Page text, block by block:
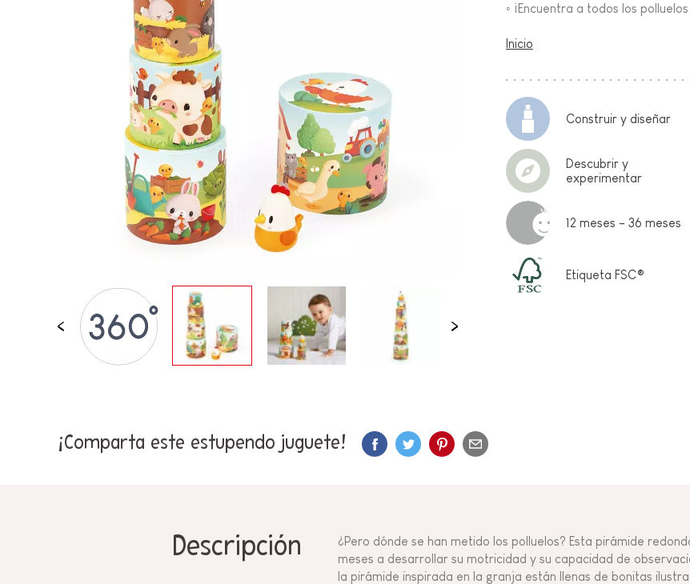
JUEGOS DE IMITACION
UNIVERSOS
AIRE LIBRE
PIZARRAS, MOBILIARIO &
DECORACION
OFERTA
◦ ¡Encuentra a todos los
Inicio
Construir y diseñar
Descubrir y
experimentar
12 meses - 36 meses
Etiqueta FSC®
¡Comparta este estupendo juguete!
Descripción
¿Pero dónde se han metido los polluelos? Esta pirámide
meses a desarrollar su motricidad y su capacidad de
la pirámide inspirada en la granja están llenas de bonitas